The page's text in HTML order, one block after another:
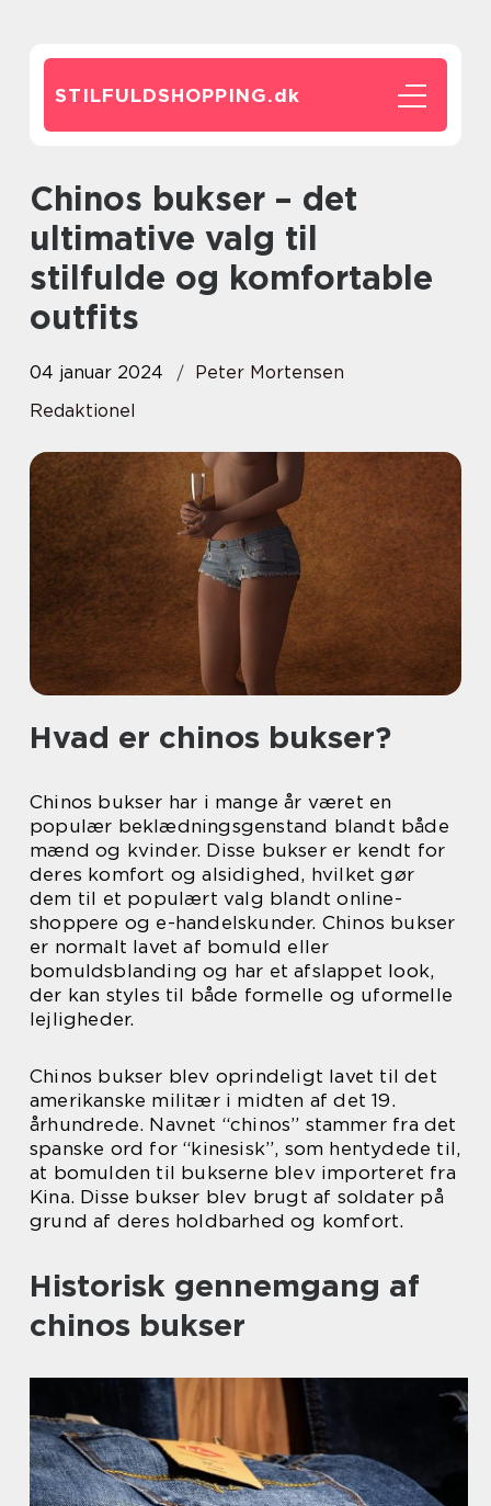
STILFULDSHOPPING.dk
Chinos bukser – det
ultimative valg til
stilfulde og komfortable
outfits
04 januar 2024
Peter Mortensen
Redaktionel
Hvad er chinos bukser?
Chinos bukser har i mange år været en
populær beklædningsgenstand blandt både
mænd og kvinder. Disse bukser er kendt for
deres komfort og alsidighed, hvilket gør
dem til et populært valg blandt online-
shoppere og e-handelskunder. Chinos bukser
er normalt lavet af bomuld eller
bomuldsblanding og har et afslappet look,
der kan styles til både formelle og uformelle
lejligheder.
Chinos bukser blev oprindeligt lavet til det
amerikanske militær i midten af det 19.
århundrede. Navnet “chinos” stammer fra det
spanske ord for “kinesisk”, som hentydede til,
at bomulden til bukserne blev importeret fra
Kina. Disse bukser blev brugt af soldater på
grund af deres holdbarhed og komfort.
Historisk gennemgang af
chinos bukser